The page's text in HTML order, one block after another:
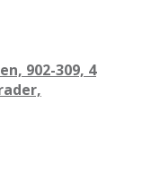
902-309, 4